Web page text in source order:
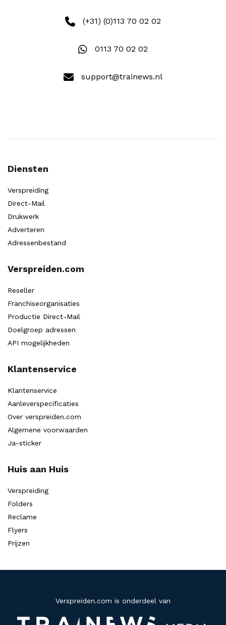
(+31) (0)113 70 02 02
0113 70 02 02
support@trainews.nl
Diensten
Verspreiding
Direct-Mail
Drukwerk
Adverteren
Adressenbestand
Verspreiden.com
Reseller
Franchiseorganisaties
Productie Direct-Mail
Doelgroep adressen
API mogelijkheden
Klantenservice
Klantenservice
Aanleverspecificaties
Over verspreiden.com
Algemene voorwaarden
Ja-sticker
Huis aan Huis
Verspreiding
Folders
Reclame
Flyers
Prijzen
Verspreiden.com is onderdeel van